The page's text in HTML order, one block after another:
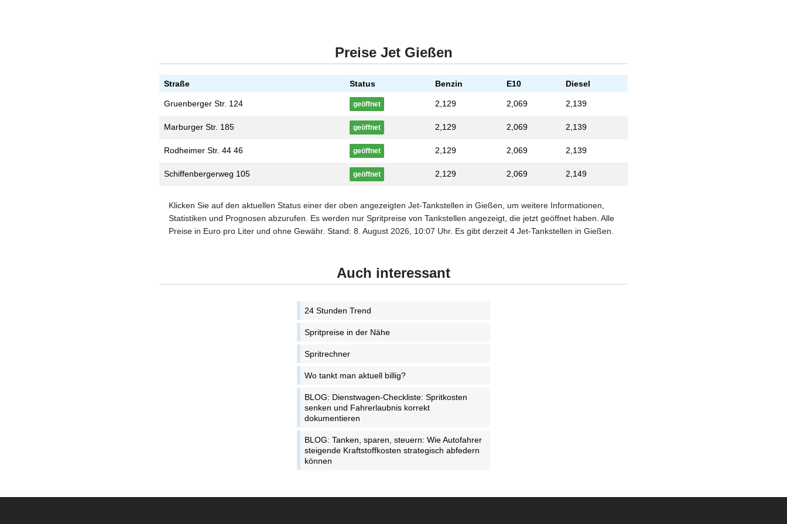
Preise Jet Gießen
Straße Status Benzin E10 Diesel
Gruenberger Str. 124 geöffnet 2,129 2,069 2,139
Marburger Str. 185 geöffnet 2,129 2,069 2,139
Rodheimer Str. 44 46 geöffnet 2,129 2,069 2,139
Schiffenbergerweg 105 geöffnet 2,129 2,069 2,149
Klicken Sie auf den aktuellen Status einer der oben angezeigten Jet-Tankstellen in Gießen, um weitere Informationen,
Statistiken und Prognosen abzurufen. Es werden nur Spritpreise von Tankstellen angezeigt, die jetzt geöffnet haben. Alle
Preise in Euro pro Liter und ohne Gewähr. Stand: 8. August 2026, 10:07 Uhr. Es gibt derzeit 4 Jet-Tankstellen in Gießen.
Auch interessant
24 Stunden Trend
Spritpreise in der Nähe
Spritrechner
Wo tankt man aktuell billig?
BLOG: Dienstwagen-Checkliste: Spritkosten
senken und Fahrerlaubnis korrekt
dokumentieren
BLOG: Tanken, sparen, steuern: Wie Autofahrer
steigende Kraftstoffkosten strategisch abfedern
können